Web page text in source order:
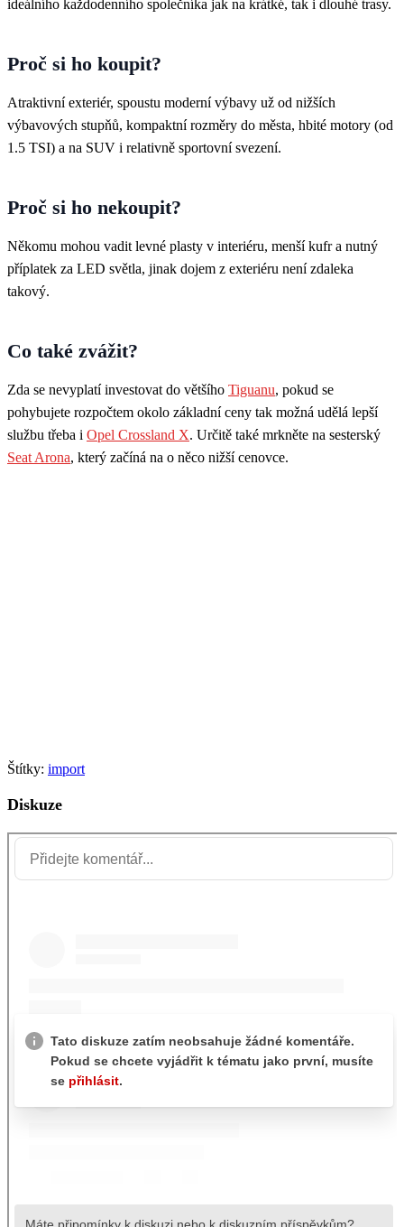
ideálního každodenního společníka jak na krátké, tak i dlouhé trasy.
Proč si ho koupit?
Atraktivní exteriér, spoustu moderní výbavy už od nižších
výbavových stupňů, kompaktní rozměry do města, hbité motory (od
1.5 TSI) a na SUV i relativně sportovní svezení.
Proč si ho nekoupit?
Někomu mohou vadit levné plasty v interiéru, menší kufr a nutný
příplatek za LED světla, jinak dojem z exteriéru není zdaleka
takový.
Co také zvážit?
Zda se nevyplatí investovat do většího Tiguanu, pokud se
pohybujete rozpočtem okolo základní ceny tak možná udělá lepší
službu třeba i Opel Crossland X. Určitě také mrkněte na sesterský
Seat Arona, který začíná na o něco nižší cenovce.
Štítky: import
Diskuze